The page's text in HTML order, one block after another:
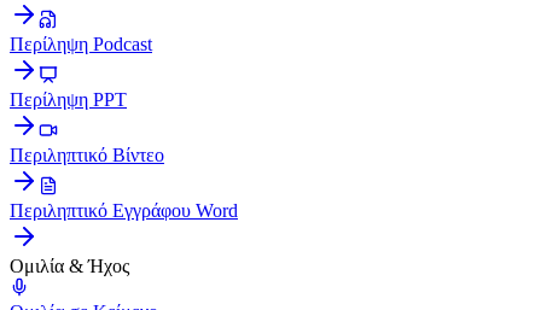
Περίληψη Podcast
Περίληψη PPT
Περιληπτικό Βίντεο
Περιληπτικό Εγγράφου Word
Ομιλία & Ήχος